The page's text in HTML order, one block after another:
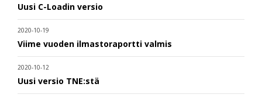
Uusi C-Loadin versio
2020-10-19
Viime vuoden ilmastoraportti valmis
2020-10-12
Uusi versio TNE:stä